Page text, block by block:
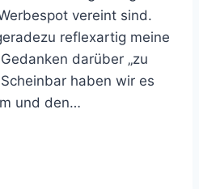
vereint sind.
reflexartig meine
darüber „zu
haben wir es
und den…